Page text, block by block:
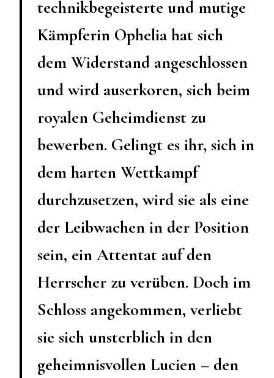
technikbegeisterte und mutige
Kämpferin Ophelia hat sich
dem Widerstand angeschlossen
und wird auserkoren, sich beim
royalen Geheimdienst zu
bewerben. Gelingt es ihr, sich in
dem harten Wettkampf
durchzusetzen, wird sie als eine
der Leibwachen in der Position
sein, ein Attentat auf den
Herrscher zu verüben. Doch im
Schloss angekommen, verliebt
sie sich unsterblich in den
geheimnisvollen Lucien – den